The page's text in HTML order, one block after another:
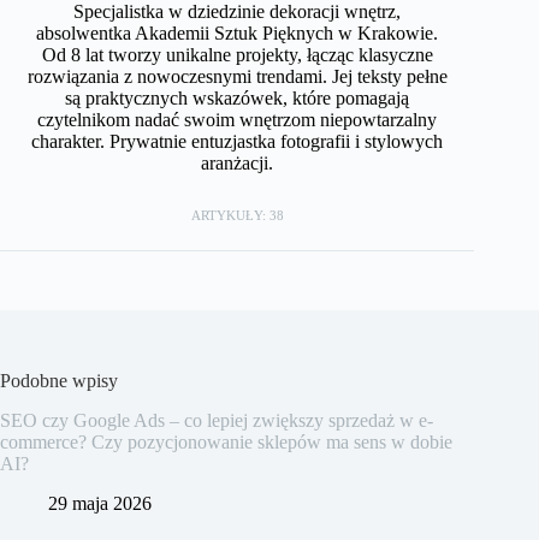
Specjalistka w dziedzinie dekoracji wnętrz,
absolwentka Akademii Sztuk Pięknych w Krakowie.
Od 8 lat tworzy unikalne projekty, łącząc klasyczne
rozwiązania z nowoczesnymi trendami. Jej teksty pełne
są praktycznych wskazówek, które pomagają
czytelnikom nadać swoim wnętrzom niepowtarzalny
charakter. Prywatnie entuzjastka fotografii i stylowych
aranżacji.
ARTYKUŁY: 38
Podobne wpisy
SEO czy Google Ads – co lepiej zwiększy sprzedaż w e-
commerce? Czy pozycjonowanie sklepów ma sens w dobie
AI?
29 maja 2026